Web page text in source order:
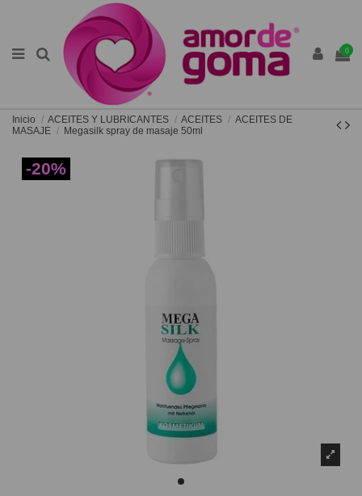
0
Inicio ACEITES Y LUBRICANTES ACEITES
ACEITES DE
MASAJE
Megasilk spray de masaje 50ml
-20%